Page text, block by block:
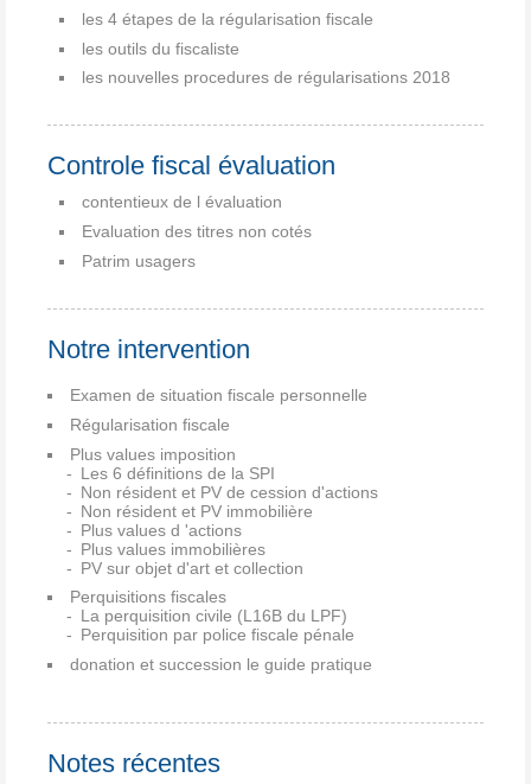
les 4 étapes de la régularisation fiscale
les outils du fiscaliste
les nouvelles procedures de régularisations 2018
Controle fiscal évaluation
contentieux de l évaluation
Evaluation des titres non cotés
Patrim usagers
Notre intervention
Examen de situation fiscale personnelle
Régularisation fiscale
Plus values imposition
Les 6 définitions de la SPI
Non résident et PV de cession d'actions
Non résident et PV immobilière
Plus values d 'actions
Plus values immobilières
PV sur objet d'art et collection
Perquisitions fiscales
La perquisition civile (L16B du LPF)
Perquisition par police fiscale pénale
donation et succession le guide pratique
Notes récentes